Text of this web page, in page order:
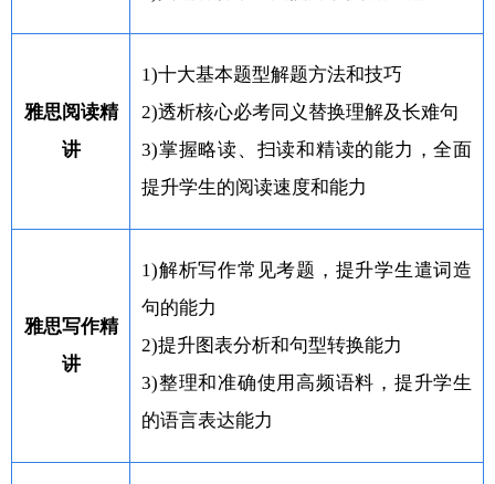
雅思阅读精
讲
1)十大基本题型解题方法和技巧
2)透析核心必考同义替换理解及长难句
3)掌握略读、扫读和精读的能力，全面
提升学生的阅读速度和能力
雅思写作精
讲
1)解析写作常见考题，提升学生遣词造
句的能力
2)提升图表分析和句型转换能力
3)整理和准确使用高频语料，提升学生
的语言表达能力